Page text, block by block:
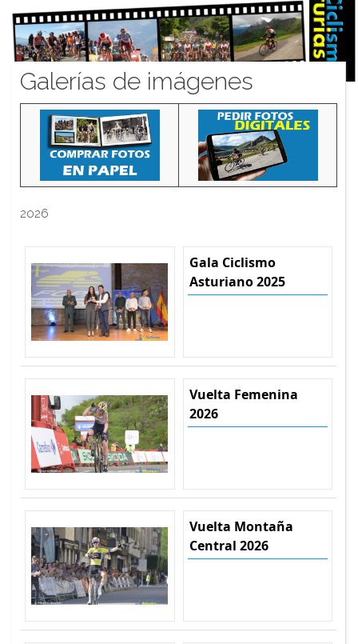
Galerías de imágenes
2026
Gala Ciclismo
Asturiano 2025
Vuelta Femenina
2026
Vuelta Montaña
Central 2026